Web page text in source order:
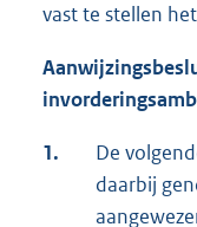
vast te stellen
1.
De
daarbij